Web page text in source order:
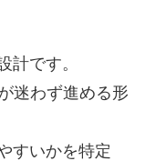
計です。
迷わず進める形
すいかを特定